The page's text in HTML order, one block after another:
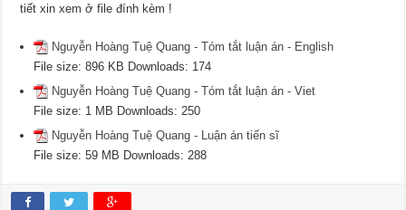
tiết xin xem ở file đính kèm !
Nguyễn Hoàng Tuệ Quang - Tóm tắt luận án - English
File size: 896 KB Downloads: 174
Nguyễn Hoàng Tuệ Quang - Tóm tắt luận án - Viet
File size: 1 MB Downloads: 250
Nguyễn Hoàng Tuệ Quang - Luận án tiến sĩ
File size: 59 MB Downloads: 288